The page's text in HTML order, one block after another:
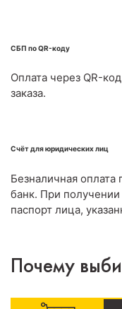
СБП по QR-коду
Оплата через QR-
заказа.
Счёт для юридических лиц
Безналичная оплата
банк. При
паспорт лица,
Почему